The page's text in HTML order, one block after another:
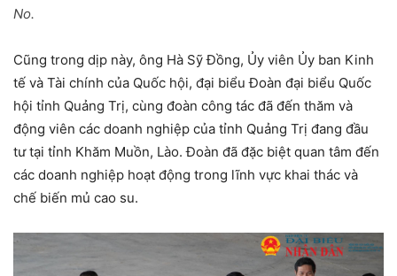
No.
Cũng trong dịp này, ông Hà Sỹ Đồng, Ủy viên Ủy ban Kinh
tế và Tài chính của Quốc hội, đại biểu Đoàn đại biểu Quốc
hội tỉnh Quảng Trị, cùng đoàn công tác đã đến thăm và
động viên các doanh nghiệp của tỉnh Quảng Trị đang đầu
tư tại tỉnh Khăm Muồn, Lào. Đoàn đã đặc biệt quan tâm đến
các doanh nghiệp hoạt động trong lĩnh vực khai thác và
chế biến mủ cao su.